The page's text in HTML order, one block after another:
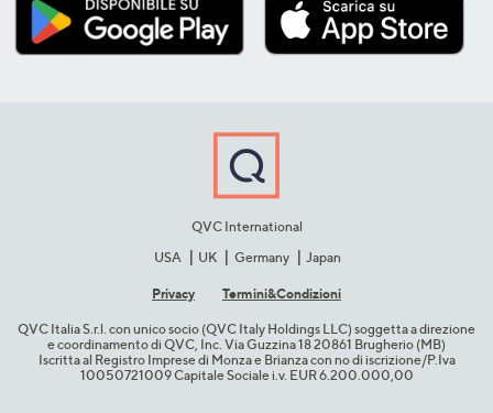
QVC International
USA
UK Germany Japan
Privacy Termini&C​ondizioni
QVC Italia S.r.l. con unico socio (QVC Italy Holdings LLC) soggetta a direzione
e coordinamento di QVC, Inc. Via Guzzina 18 20861 Brugherio (MB)​
Iscritta al Registro Imprese di Monza e Brianza con no di iscrizione/P.Iva
10050721009 Capitale Sociale i.v. EUR 6.200.000,00​